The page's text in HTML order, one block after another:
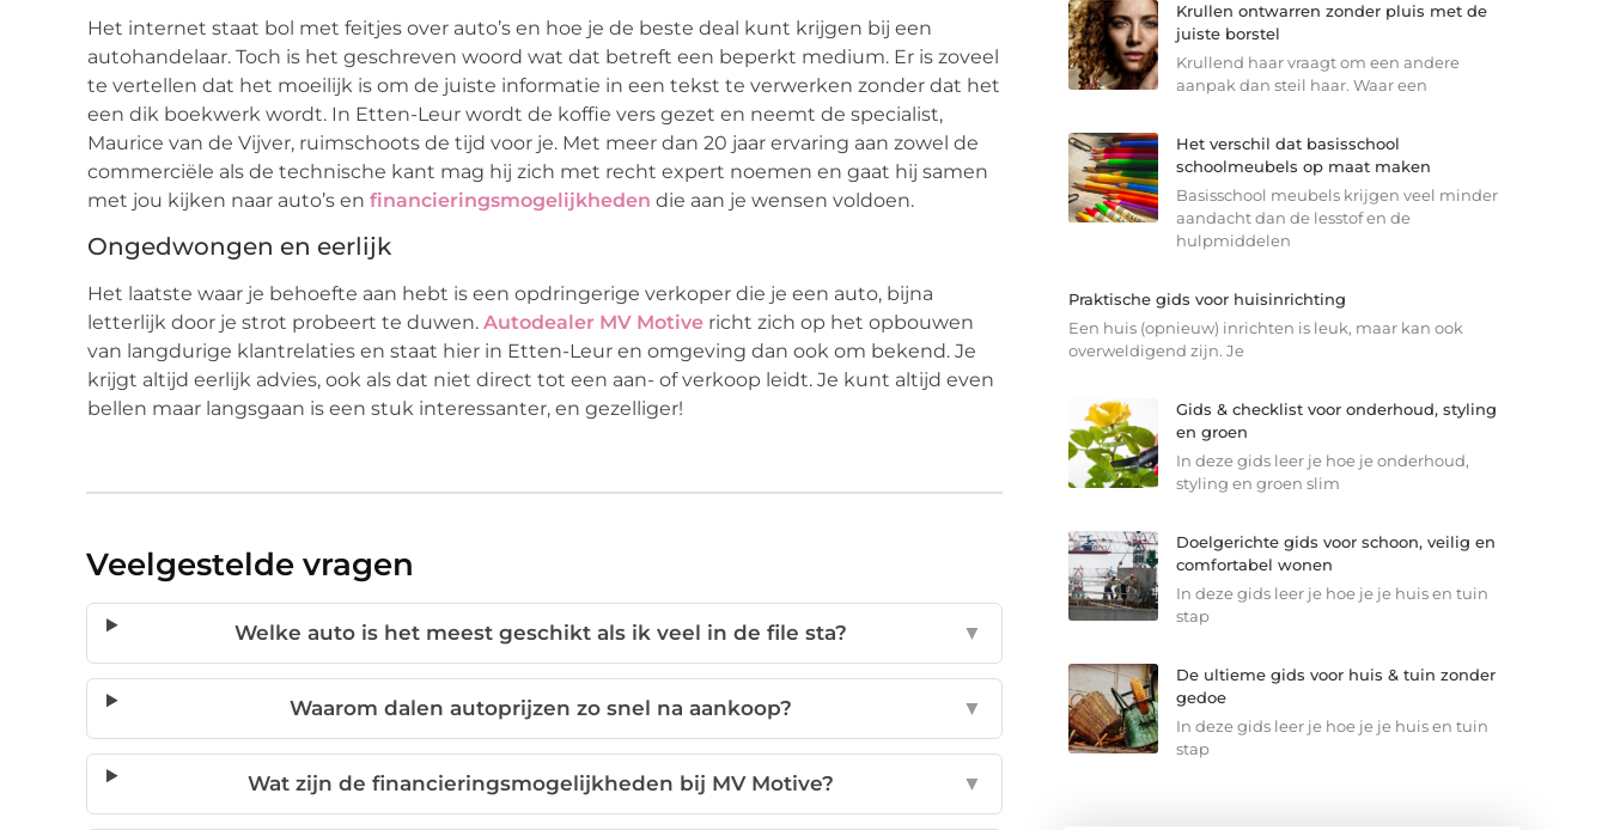
Het internet staat bol met feitjes over auto’s en hoe je de beste deal kunt krijgen bij een
autohandelaar. Toch is het geschreven woord wat dat betreft een beperkt medium. Er is zoveel
te vertellen dat het moeilijk is om de juiste informatie in een tekst te verwerken zonder dat het
een dik boekwerk wordt. In Etten-Leur wordt de koffie vers gezet en neemt de specialist,
Maurice van de Vijver, ruimschoots de tijd voor je. Met meer dan 20 jaar ervaring aan zowel de
commerciële als de technische kant mag hij zich met recht expert noemen en gaat hij samen
met jou kijken naar auto’s en financieringsmogelijkheden die aan je wensen voldoen.
Ongedwongen en eerlijk
Het laatste waar je behoefte aan hebt is een opdringerige verkoper die je een auto, bijna
letterlijk door je strot probeert te duwen. Autodealer MV Motive richt zich op het opbouwen
van langdurige klantrelaties en staat hier in Etten-Leur en omgeving dan ook om bekend. Je
krijgt altijd eerlijk advies, ook als dat niet direct tot een aan- of verkoop leidt. Je kunt altijd even
bellen maar langsgaan is een stuk interessanter, en gezelliger!
Veelgestelde vragen
Welke auto is het meest geschikt als ik veel in de file sta? ▼
Waarom dalen autoprijzen zo snel na aankoop? ▼
Wat zijn de financieringsmogelijkheden bij MV Motive? ▼
Krullen ontwarren zonder pluis met de
juiste borstel
Krullend haar vraagt om een andere
aanpak dan steil haar. Waar een
Het verschil dat basisschool
schoolmeubels op maat maken
Basisschool meubels krijgen veel minder
aandacht dan de lesstof en de
hulpmiddelen
Praktische gids voor huisinrichting
Een huis (opnieuw) inrichten is leuk, maar kan ook
overweldigend zijn. Je
Gids & checklist voor onderhoud, styling
en groen
In deze gids leer je hoe je onderhoud,
styling en groen slim
Doelgerichte gids voor schoon, veilig en
comfortabel wonen
In deze gids leer je hoe je je huis en tuin
stap
De ultieme gids voor huis & tuin zonder
gedoe
In deze gids leer je hoe je je huis en tuin
stap